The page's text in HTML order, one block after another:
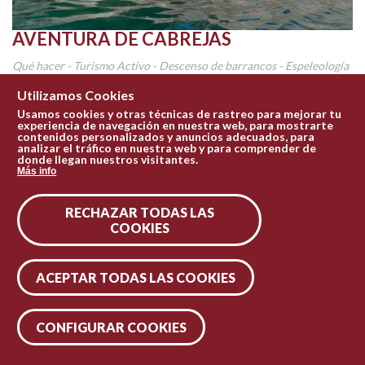
AVENTURA DE CABREJAS
Qué hacer - Turismo Activo - Descenso de barrancos - Espeleología
La Aventura de Cabrejas es una empresa especializada en turismo
activo que pone a disposición sus actividades...
Conócelo
Utilizamos Cookies
Usamos cookies y otras técnicas de rastreo para mejorar tu
experiencia de navegación en nuestra web, para mostrarte
contenidos personalizados y anuncios adecuados, para
analizar el tráfico en nuestra web y para comprender de
donde llegan nuestros visitantes.
Más info
RECHAZAR TODAS LAS
COOKIES
ACEPTAR TODAS LAS COOKIES
CONFIGURAR COOKIES